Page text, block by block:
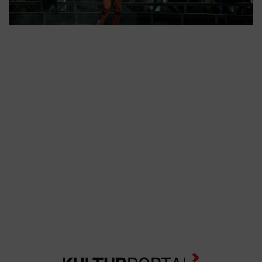
Gräbern, und die ganze Welt wird grün.“